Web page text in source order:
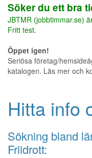
Söker du ett bra
JBTMR (jobbtimmar.se)
Fritt test.
Öppet igen!
Seriösa företag/
katalogen. Läs mer och
Hitta info
Sökning bland
Friidrott: